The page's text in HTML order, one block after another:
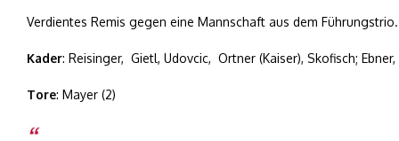
Verdientes Remis gegen eine Mannschaft aus dem Führungstrio.
Kader: Reisinger, Gietl, Udovcic, Ortner (Kaiser), Skofisch;
Tore: Mayer (2)